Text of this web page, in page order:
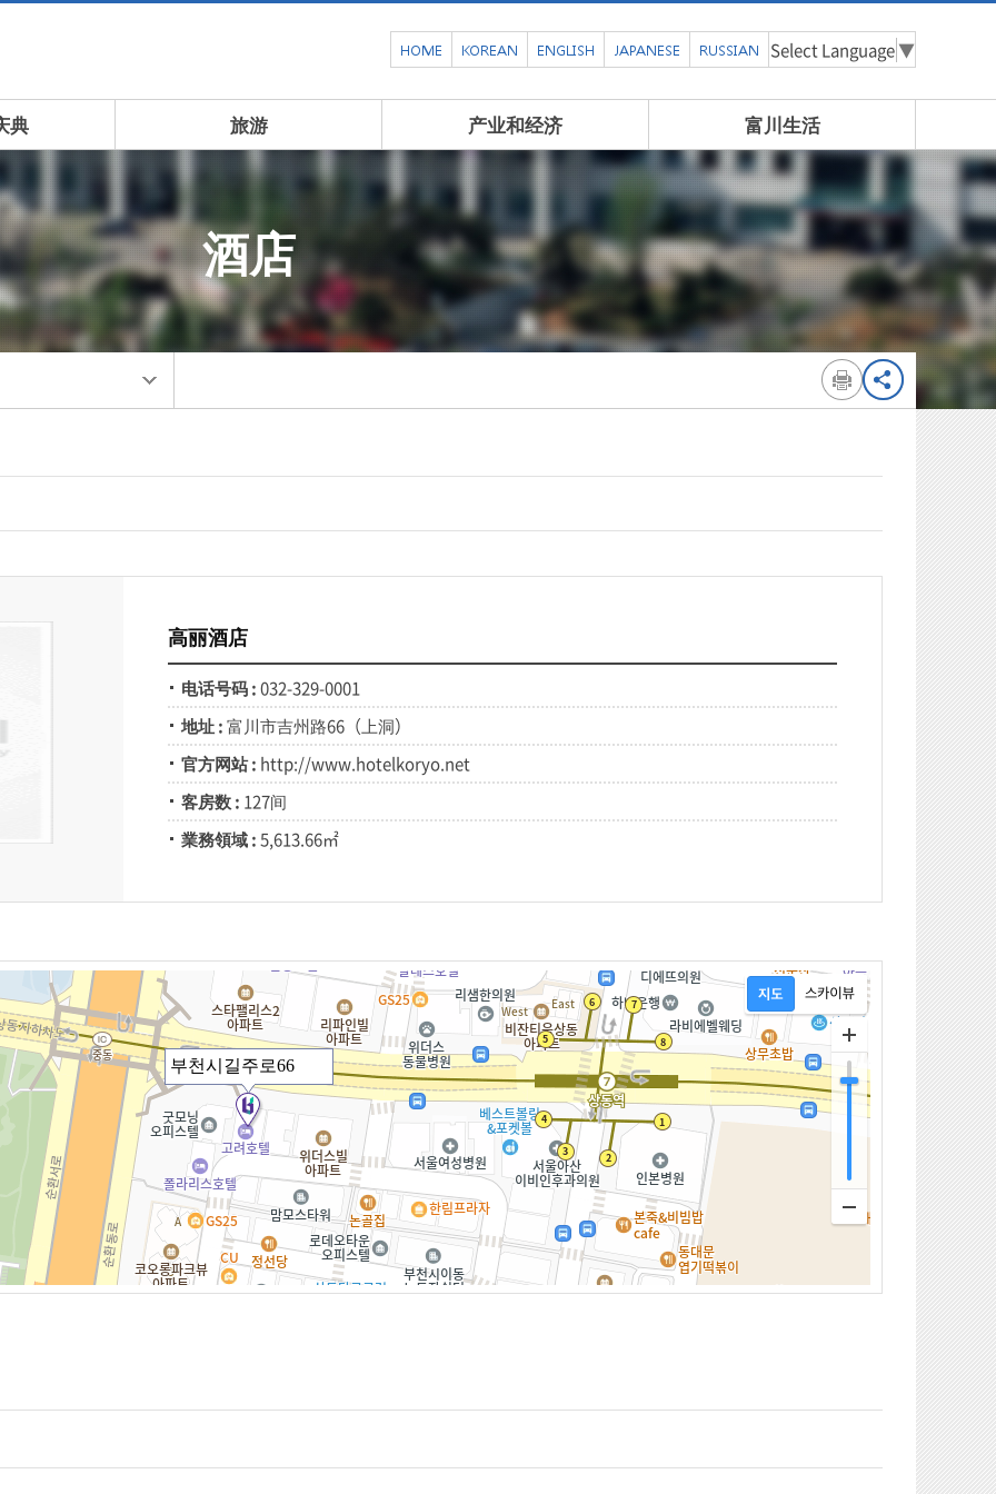
HOME KOREAN ENGLISH JAPANESE RUSSIAN Select Language▼
典 旅游 产业和经济 富川生活
酒店
高丽酒店
电话号码 :032-329-0001
地址 :富川市吉州路66（上洞）
官方网站 : http://www.hotelkoryo.net
客房数 : 127间
業務領域 :5,613.66㎡